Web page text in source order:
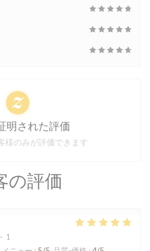
の評価
1
明された評価
様のみが評価できます